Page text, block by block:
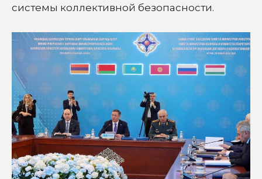
системы коллективной безопасности.